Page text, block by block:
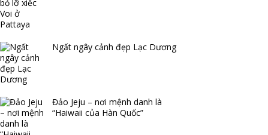
Ngất ngây cảnh đẹp Lạc Dương
Đảo Jeju – nơi mệnh danh là
“Haiwaii của Hàn Quốc”